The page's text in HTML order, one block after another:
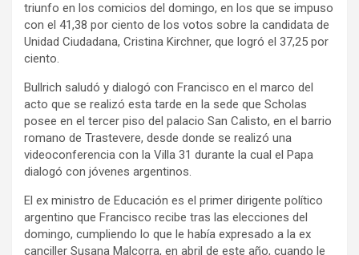
triunfo en los comicios del domingo, en los que se impuso
con el 41,38 por ciento de los votos sobre la candidata de
Unidad Ciudadana, Cristina Kirchner, que logró el 37,25 por
ciento.
Bullrich saludó y dialogó con Francisco en el marco del
acto que se realizó esta tarde en la sede que Scholas
posee en el tercer piso del palacio San Calisto, en el barrio
romano de Trastevere, desde donde se realizó una
videoconferencia con la Villa 31 durante la cual el Papa
dialogó con jóvenes argentinos.
El ex ministro de Educación es el primer dirigente político
argentino que Francisco recibe tras las elecciones del
domingo, cumpliendo lo que le había expresado a la ex
canciller Susana Malcorra, en abril de este año, cuando le